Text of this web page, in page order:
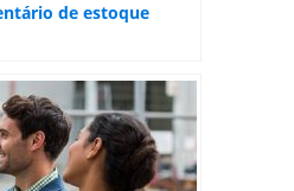
de estoque